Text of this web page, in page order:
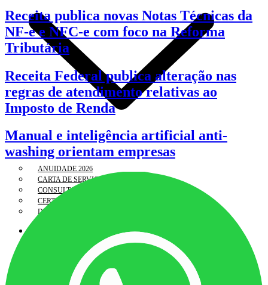
ANUIDADE 2026
CARTA DE SERVIÇOS AO USUÁRIO
CONSULTA CADASTRAL
CERTIDÕES/ ALVARÁS
DECORE
Receita publica novas Notas Técnicas da
NF-e e NFC-e com foco na Reforma
Tributária
Receita Federal publica alteração nas
regras de atendimento relativas ao
Imposto de Renda
Manual e inteligência artificial anti-
washing orientam empresas